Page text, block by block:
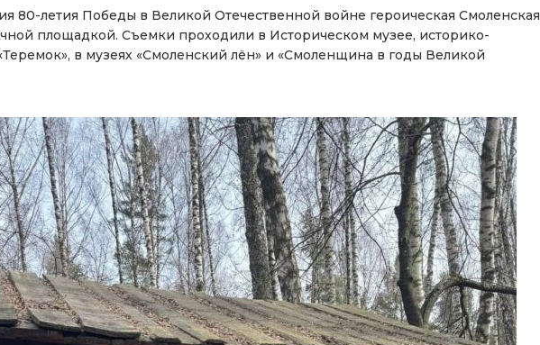
80-летия Победы в Великой Отечественной войне героическая Смоленская
площадкой. Съемки проходили в Историческом музее, историко-
в музеях «Смоленский лён» и «Смоленщина в годы Великой